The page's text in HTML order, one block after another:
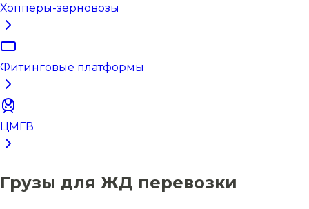
Хопперы-зерновозы
Фитинговые платформы
ЦМГВ
Грузы для ЖД перевозки